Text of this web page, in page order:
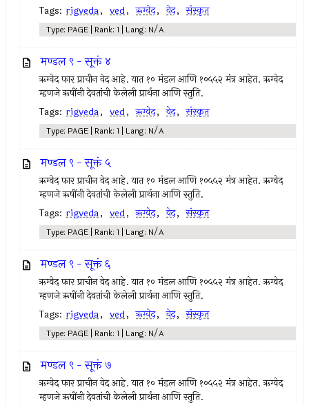
Tags: rigveda, ved, ऋग्वेद, वेद, संस्कृत
Type: PAGE | Rank: 1 | Lang: N/A
मण्डल ९ - सूक्तं ४
ऋग्वेद फार प्राचीन वेद आहे. यात १० मंडल आणि १०५५२ मंत्र आहेत. ऋग्वेद
म्हणजे ऋषींनी देवतांची केलेली प्रार्थना आणि स्तुति.
Tags: rigveda, ved, ऋग्वेद, वेद, संस्कृत
Type: PAGE | Rank: 1 | Lang: N/A
मण्डल ९ - सूक्तं ५
ऋग्वेद फार प्राचीन वेद आहे. यात १० मंडल आणि १०५५२ मंत्र आहेत. ऋग्वेद
म्हणजे ऋषींनी देवतांची केलेली प्रार्थना आणि स्तुति.
Tags: rigveda, ved, ऋग्वेद, वेद, संस्कृत
Type: PAGE | Rank: 1 | Lang: N/A
मण्डल ९ - सूक्तं ६
ऋग्वेद फार प्राचीन वेद आहे. यात १० मंडल आणि १०५५२ मंत्र आहेत. ऋग्वेद
म्हणजे ऋषींनी देवतांची केलेली प्रार्थना आणि स्तुति.
Tags: rigveda, ved, ऋग्वेद, वेद, संस्कृत
Type: PAGE | Rank: 1 | Lang: N/A
मण्डल ९ - सूक्तं ७
ऋग्वेद फार प्राचीन वेद आहे. यात १० मंडल आणि १०५५२ मंत्र आहेत. ऋग्वेद
म्हणजे ऋषींनी देवतांची केलेली प्रार्थना आणि स्तुति.